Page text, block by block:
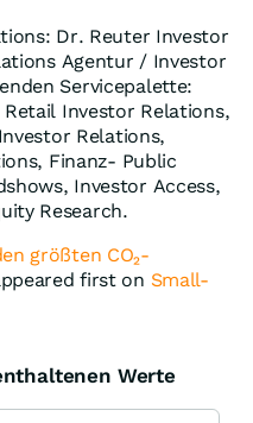
Dr. Reuter Investor
Agentur / Investor
Servicepalette:
Investor Relations,
Relations,
Finanz- Public
Investor Access,
Research.
größten CO₂-
first on Small-
Werte